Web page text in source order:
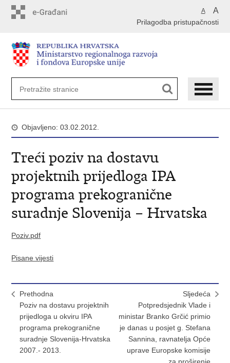
A A
Prilagodba pristupačnosti
Objavljeno: 03.02.2012.
Treći poziv na dostavu
projektnih prijedloga IPA
programa prekogranične
suradnje Slovenija – Hrvatska
Poziv.pdf
Pisane vijesti
Prethodna
Poziv na dostavu projektnih
prijedloga u okviru IPA
programa prekogranične
suradnje Slovenija-Hrvatska
2007.- 2013.
Sljedeća
Potpredsjednik Vlade i
ministar Branko Grčić primio
je danas u posjet g. Stefana
Sannina, ravnatelja Opće
uprave Europske komisije